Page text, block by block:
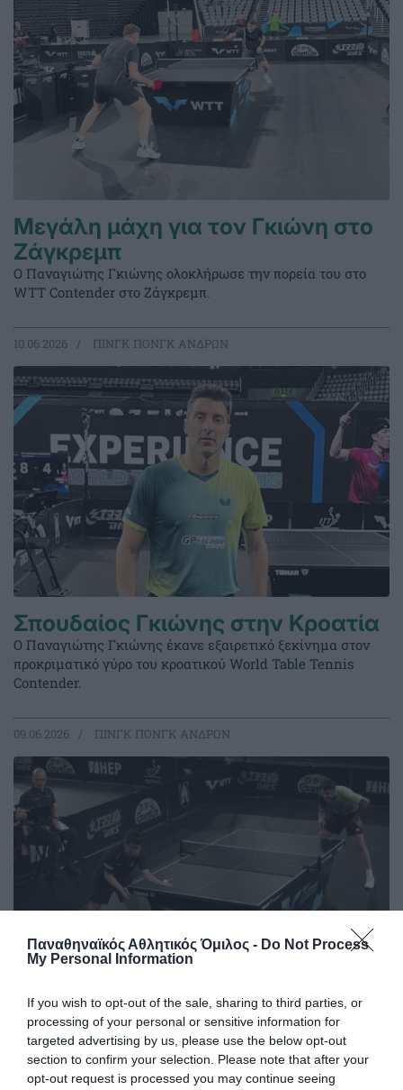
Παναθηναϊκός Αθλητικός Όμιλος - Do Not Process
My Personal Information
If you wish to opt-out of the sale, sharing to third parties, or
processing of your personal or sensitive information for
targeted advertising by us, please use the below opt-out
section to confirm your selection. Please note that after your
opt-out request is processed you may continue seeing
Μεγάλη μάχη για τον Γκιώνη στο
Ζάγκρεμπ
Ο Παναγιώτης Γκιώνης ολοκλήρωσε την πορεία του στο
WTT Contender στο Ζάγκρεμπ.
10.06.2026 ΠΙΝΓΚ ΠΟΝΓΚ ΑΝΔΡΩΝ
Σπουδαίος Γκιώνης στην Κροατία
Ο Παναγιώτης Γκιώνης έκανε εξαιρετικό ξεκίνημα στον
προκριματικό γύρο του κροατικού World Table Tennis
Contender.
09.06.2026 ΠΙΝΓΚ ΠΟΝΓΚ ΑΝΔΡΩΝ
Θετικό ξεκίνημα για τον Γκιώνη
στην Κροατία
Ο Παναγιώτης Γκιώνης προκρίθηκε στον δεύτερο
προκριματικό γύρο του World Table Tennis Contender του